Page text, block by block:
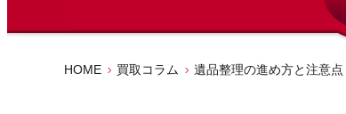
HOME 買取コラム 遺品整理の進め方と注意